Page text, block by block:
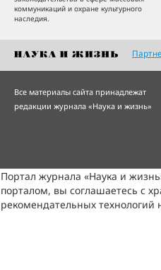
коммуникаций и охране культурного
наследия.
Все материалы сайта принадлежат
редакции журнала «Наука и жизнь»
Портал журнала «Наука и
порталом, вы соглашаетесь с
рекомендательных технологий